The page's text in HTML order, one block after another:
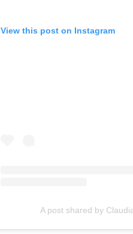
View this post on Instagram
A post shared by